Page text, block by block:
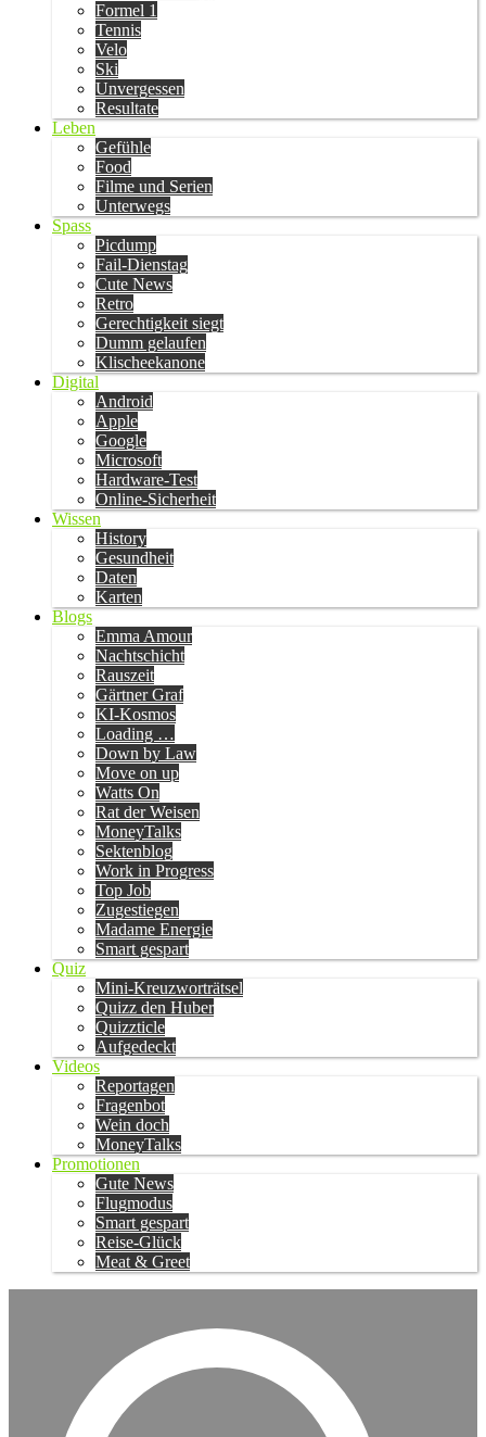
Formel 1
Tennis
Velo
Ski
Unvergessen
Resultate
Leben
Gefühle
Food
Filme und Serien
Unterwegs
Spass
Picdump
Fail-Dienstag
Cute News
Retro
Gerechtigkeit siegt
Dumm gelaufen
Klischeekanone
Digital
Android
Apple
Google
Microsoft
Hardware-Test
Online-Sicherheit
Wissen
History
Gesundheit
Daten
Karten
Blogs
Emma Amour
Nachtschicht
Rauszeit
Gärtner Graf
KI-Kosmos
Loading …
Down by Law
Move on up
Watts On
Rat der Weisen
MoneyTalks
Sektenblog
Work in Progress
Top Job
Zugestiegen
Madame Energie
Smart gespart
Quiz
Mini-Kreuzworträtsel
Quizz den Huber
Quizzticle
Aufgedeckt
Videos
Reportagen
Fragenbot
Wein doch
MoneyTalks
Promotionen
Gute News
Flugmodus
Smart gespart
Reise-Glück
Meat & Greet